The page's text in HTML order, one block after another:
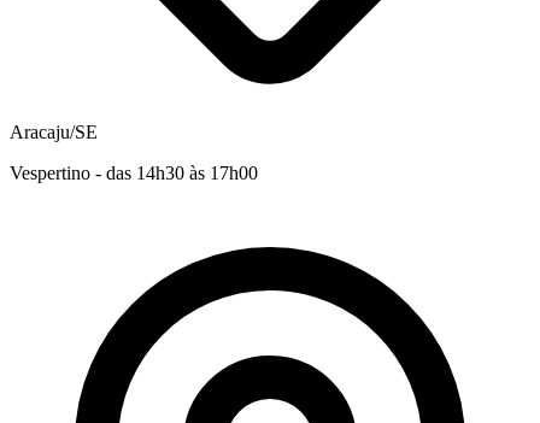
Aracaju/SE
Vespertino - das 14h30 às 17h00